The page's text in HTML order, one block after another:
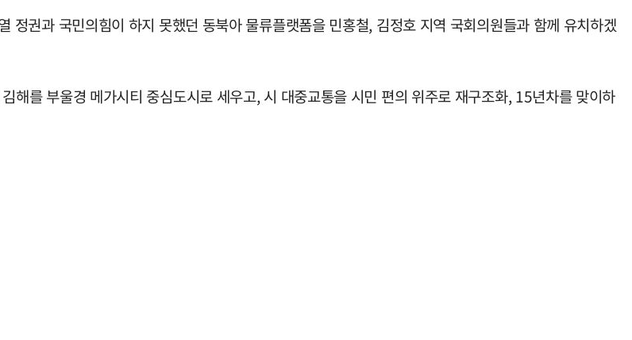
권과 국민의힘이 하지 못했던 동북아 물류플랫폼을 민홍철, 김정호 지역 국회의원들과 함께 유치하겠
해를 부울경 메가시티 중심도시로 세우고, 시 대중교통을 시민 편의 위주로 재구조화, 15년차를 맞이하